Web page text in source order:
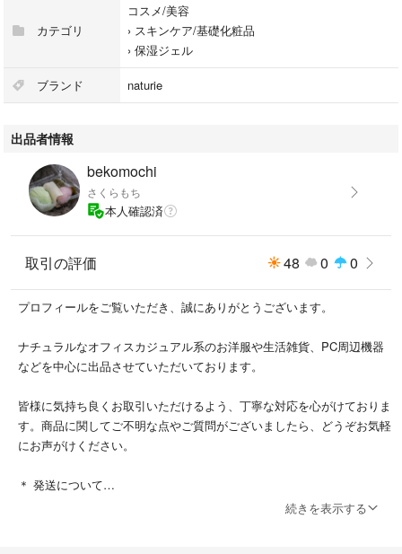
カテゴリ
コスメ/美容
› スキンケア/基礎化粧品
› 保湿ジェル
ブランド naturie
出品者情報
bekomochi
さくらもち
本人確認済
取引の評価 48 0 0
プロフィールをご覧いただき、誠にありがとうございます。
ナチュラルなオフィスカジュアル系のお洋服や生活雑貨、PC周辺機器
などを中心に出品させていただいております。
皆様に気持ち良くお取引いただけるよう、丁寧な対応を心がけておりま
す。商品に関してご不明な点やご質問がございましたら、どうぞお気軽
にお声がけください。
＊ 発送について
ご購入いただいた商品は、2〜3日以内の発送を徹底しております。北
続きを表示する